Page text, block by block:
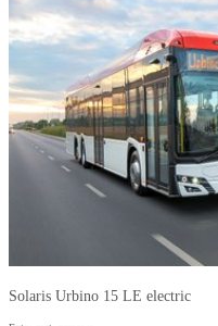
Solaris Urbino 15 LE electric